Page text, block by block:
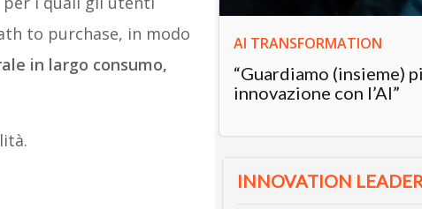
to purchase, in modo
in largo consumo,
AI TRANSFORMATION
“Guardiamo (insieme)
innovazione con l’AI”
INNOVATION LEADER